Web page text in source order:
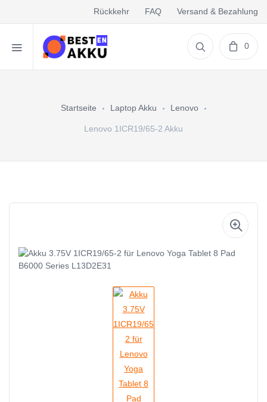
Rückkehr FAQ Versand & Bezahlung
0
Startseite Laptop Akku Lenovo
Lenovo 1ICR19/65-2 Akku